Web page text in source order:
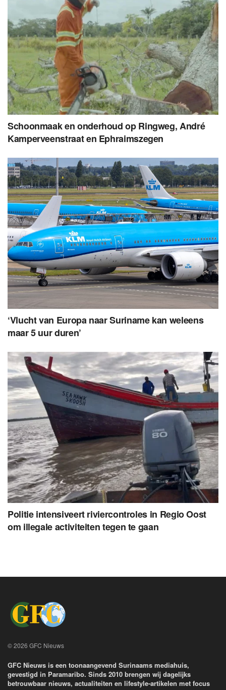
Schoonmaak en onderhoud op Ringweg, André
Kamperveenstraat en Ephraimszegen
‘Vlucht van Europa naar Suriname kan weleens
maar 5 uur duren’
Politie intensiveert riviercontroles in Regio Oost
om illegale activiteiten tegen te gaan
© 2026 GFC Nieuws
GFC Nieuws is een toonaangevend Surinaams mediahuis,
gevestigd in Paramaribo. Sinds 2010 brengen wij dagelijks
betrouwbaar nieuws, actualiteiten en lifestyle-artikelen met focus